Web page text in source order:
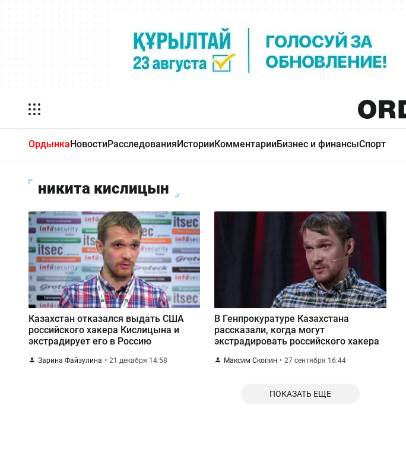
ОрдынкаНовостиРасследованияИсторииКомментарииБизнес и финансыСпорт
никита кислицын
Казахстан отказался выдать США
российского хакера Кислицына и
экстрадирует его в Россию
Зарина Файзулина 21 декабря 14:58
В Генпрокуратуре Казахстана
рассказали, когда могут
экстрадировать российского хакера
Максим Скопин 27 сентября 16:44
ПОКАЗАТЬ ЕЩЕ